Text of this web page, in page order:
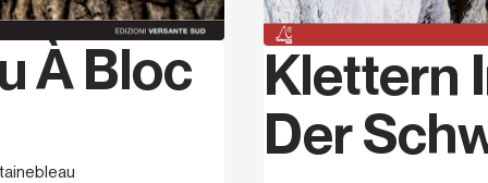
veröffentlichte erSolo
Ice, 2009; 2012Ghiaccio
Teile vonNichts als Granit
À Bloc
Klettern
Der